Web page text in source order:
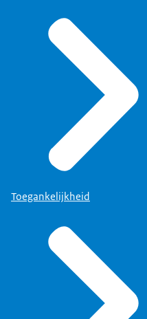
Toegankelijkheid